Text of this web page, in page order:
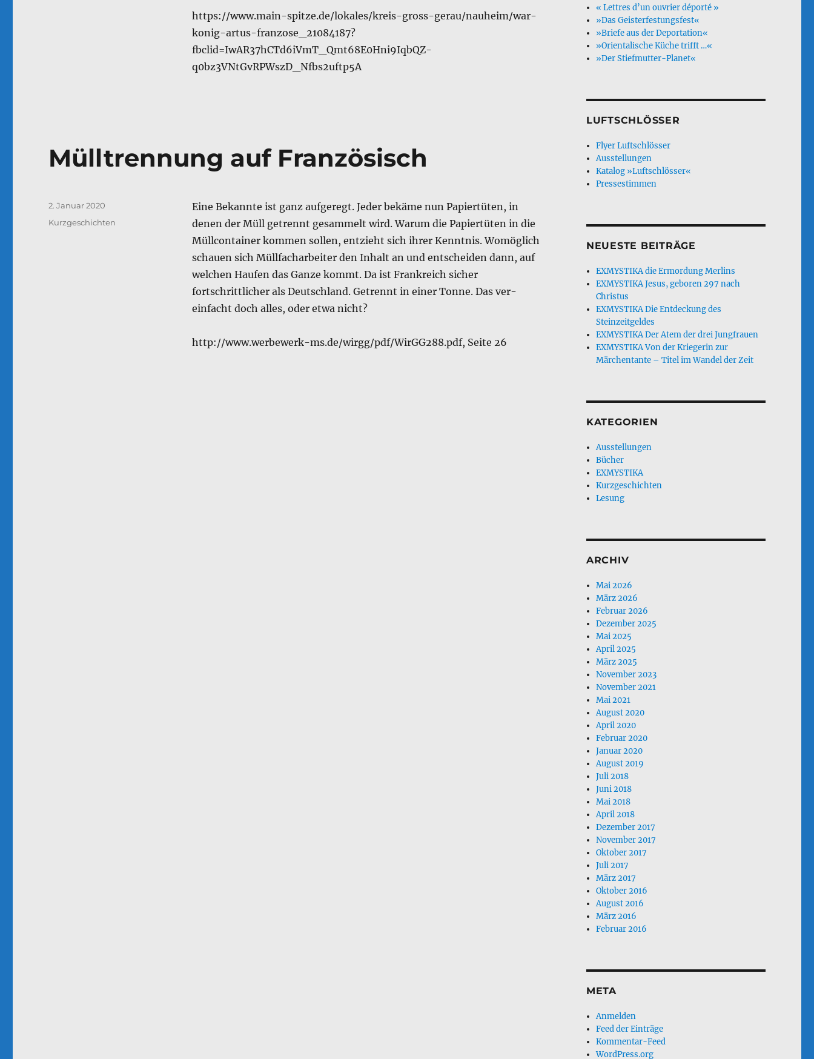
https://www.main-spitze.de/lokales/kreis-gross-gerau/nauheim/war-
konig-artus-franzose_21084187?
fbclid=IwAR37hCTd6iVmT_Qmt68E0Hni9IqbQZ-
q0bz3VNtGvRPWszD_Nfbs2uftp5A
Mülltrennung auf Französisch
Eine Bekannte ist ganz aufge­regt. Jeder bekäme nun Papier­tüten, in
denen der Müll getrennt gesammelt wird. Warum die Pa­piertüten in die
Müllcontainer kommen sollen, entzieht sich ih­rer Kenntnis. Womöglich
schau­en sich Müllfacharbeiter den In­halt an und entscheiden dann, auf
welchen Haufen das Ganze kommt. Da ist Frankreich sicher
fortschrittlicher als Deutschland. Getrennt in einer Tonne. Das ver­
einfacht doch alles, oder etwa nicht?
http://www.werbewerk-ms.de/wirgg/pdf/WirGG288.pdf, Seite 26
Veröffentlicht
2. Januar 2020
Kategorien
Kurzgeschichten
« Lettres d’un ouvrier déporté »
»Das Geisterfestungsfest«
»Briefe aus der Deportation«
»Orientalische Küche trifft …«
»Der Stiefmutter-Planet«
LUFTSCHLÖSSER
Flyer Luftschlösser
Ausstellungen
Katalog »Luftschlösser«
Pressestimmen
NEUESTE BEITRÄGE
EXMYSTIKA die Ermordung Merlins
EXMYSTIKA Jesus, geboren 297 nach
Christus
EXMYSTIKA Die Entdeckung des
Steinzeitgeldes
EXMYSTIKA Der Atem der drei Jungfrauen
EXMYSTIKA Von der Kriegerin zur
Märchentante – Titel im Wandel der Zeit
KATEGORIEN
Ausstellungen
Bücher
EXMYSTIKA
Kurzgeschichten
Lesung
ARCHIV
Mai 2026
März 2026
Februar 2026
Dezember 2025
Mai 2025
April 2025
März 2025
November 2023
November 2021
Mai 2021
August 2020
April 2020
Februar 2020
Januar 2020
August 2019
Juli 2018
Juni 2018
Mai 2018
April 2018
Dezember 2017
November 2017
Oktober 2017
Juli 2017
März 2017
Oktober 2016
August 2016
März 2016
Februar 2016
META
Anmelden
Feed der Einträge
Kommentar-Feed
WordPress.org